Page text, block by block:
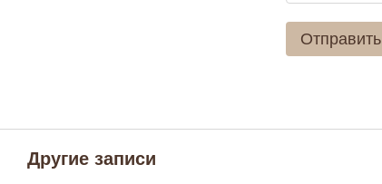
Отправить
Другие записи